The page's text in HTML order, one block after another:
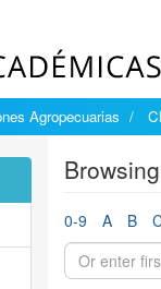
Agropecuarias
0-9 A B